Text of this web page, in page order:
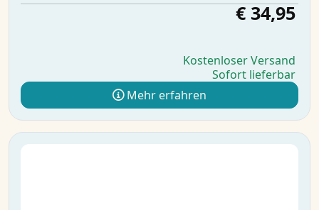
€ 34,95
Kostenloser Versand
Sofort lieferbar
Mehr erfahren